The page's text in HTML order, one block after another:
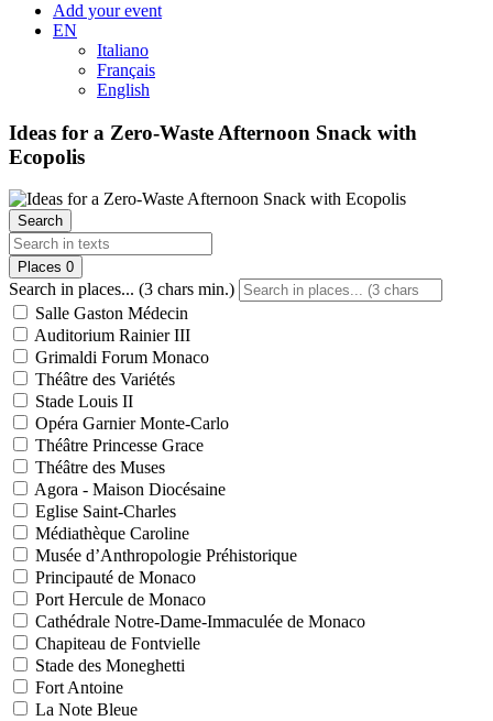
Add your event
EN
Italiano
Français
English
Ideas for a Zero-Waste Afternoon Snack with
Ecopolis
Search
Places 0
Search in places... (3 chars min.)
Salle Gaston Médecin
Auditorium Rainier III
Grimaldi Forum Monaco
Théâtre des Variétés
Stade Louis II
Opéra Garnier Monte-Carlo
Théâtre Princesse Grace
Théâtre des Muses
Agora - Maison Diocésaine
Eglise Saint-Charles
Médiathèque Caroline
Musée d’Anthropologie Préhistorique
Principauté de Monaco
Port Hercule de Monaco
Cathédrale Notre-Dame-Immaculée de Monaco
Chapiteau de Fontvielle
Stade des Moneghetti
Fort Antoine
La Note Bleue